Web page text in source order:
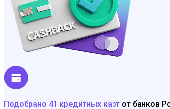
Подобрано 41 кредитных карт от банков